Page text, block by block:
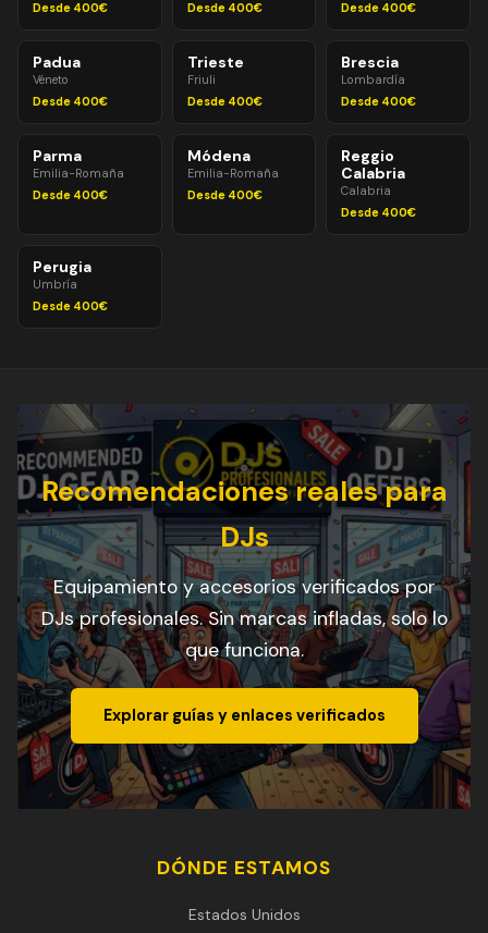
Desde 400€ Desde 400€ Desde 400€
Padua
Véneto
Desde 400€
Trieste
Friuli
Desde 400€
Brescia
Lombardía
Desde 400€
Parma
Emilia-Romaña
Desde 400€
Módena
Emilia-Romaña
Desde 400€
Reggio
Calabria
Calabria
Desde 400€
Perugia
Umbría
Desde 400€
Recomendaciones reales para
DJs
Equipamiento y accesorios verificados por
DJs profesionales. Sin marcas infladas, solo lo
que funciona.
Explorar guías y enlaces verificados
DÓNDE ESTAMOS
Estados Unidos